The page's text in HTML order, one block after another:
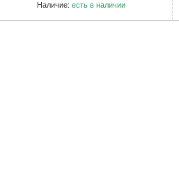
Наличие: есть в наличии